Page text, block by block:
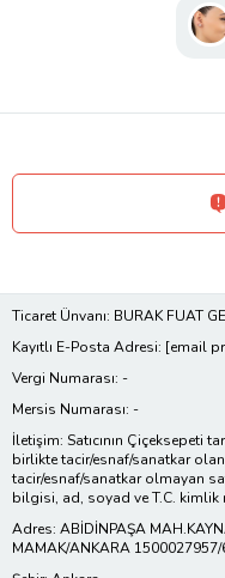
Ticaret Ünvanı: BURAK FUAT
Kayıtlı E-Posta Adresi: [email
Vergi Numarası: -
Mersis Numarası: -
İletişim: Satıcının Çiçeksepeti
birlikte tacir/esnaf/sanatkar
tacir/esnaf/sanatkar olmayan
bilgisi, ad, soyad ve T.C. kimlik
Adres: ABİDİNPAŞA
MAMAK/ANKARA 1500027957/